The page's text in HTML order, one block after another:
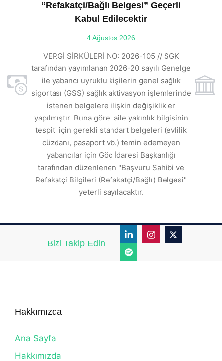
“Refakatçi/Bağlı Belgesi” Geçerli
Kabul Edilecektir
4 Ağustos 2026
VERGİ SİRKÜLERİ NO: 2026-105 // SGK
tarafından yayımlanan 2026-20 sayılı Genelge
ile yabancı uyruklu kişilerin genel sağlık
sigortası (GSS) sağlık aktivasyon işlemlerinde
istenen belgelere ilişkin değişiklikler
yapılmıştır. Buna göre, aile yakınlık bilgisinin
tespiti için gerekli standart belgeleri (evlilik
cüzdanı, pasaport vb.) temin edemeyen
yabancılar için Göç İdaresi Başkanlığı
tarafından düzenlenen "Başvuru Sahibi ve
Refakatçi Bilgileri (Refakatçi/Bağlı) Belgesi"
yeterli sayılacaktır.
Bizi Takip Edin
Hakkımızda
Ana Sayfa
Hakkımızda